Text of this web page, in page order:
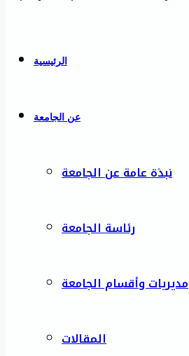
الرئيسية
عن الجامعة
نبذة عامة عن الجامعة
رئاسة الجامعة
مديريات وأقسام الجامعة
المقالات